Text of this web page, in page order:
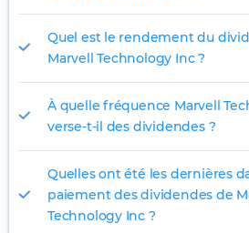
Quel est le rendement du
Marvell Technology Inc ?
À quelle fréquence Marvell
verse-t-il des dividendes ?
Quelles ont été les dernières
paiement des dividendes de
Technology Inc ?